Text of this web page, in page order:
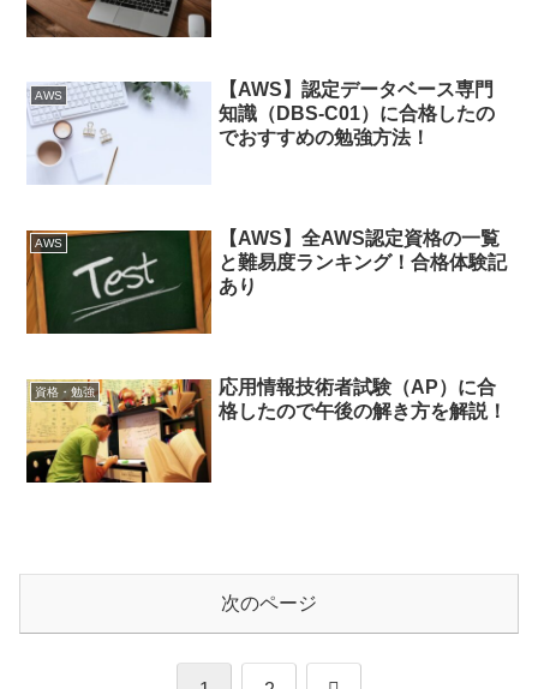
AWS
【AWS】認定データベース専門
知識（DBS-C01）に合格したの
でおすすめの勉強方法！
AWS
【AWS】全AWS認定資格の一覧
と難易度ランキング！合格体験記
あり
資格・勉強
応用情報技術者試験（AP）に合
格したので午後の解き方を解説！
次のページ